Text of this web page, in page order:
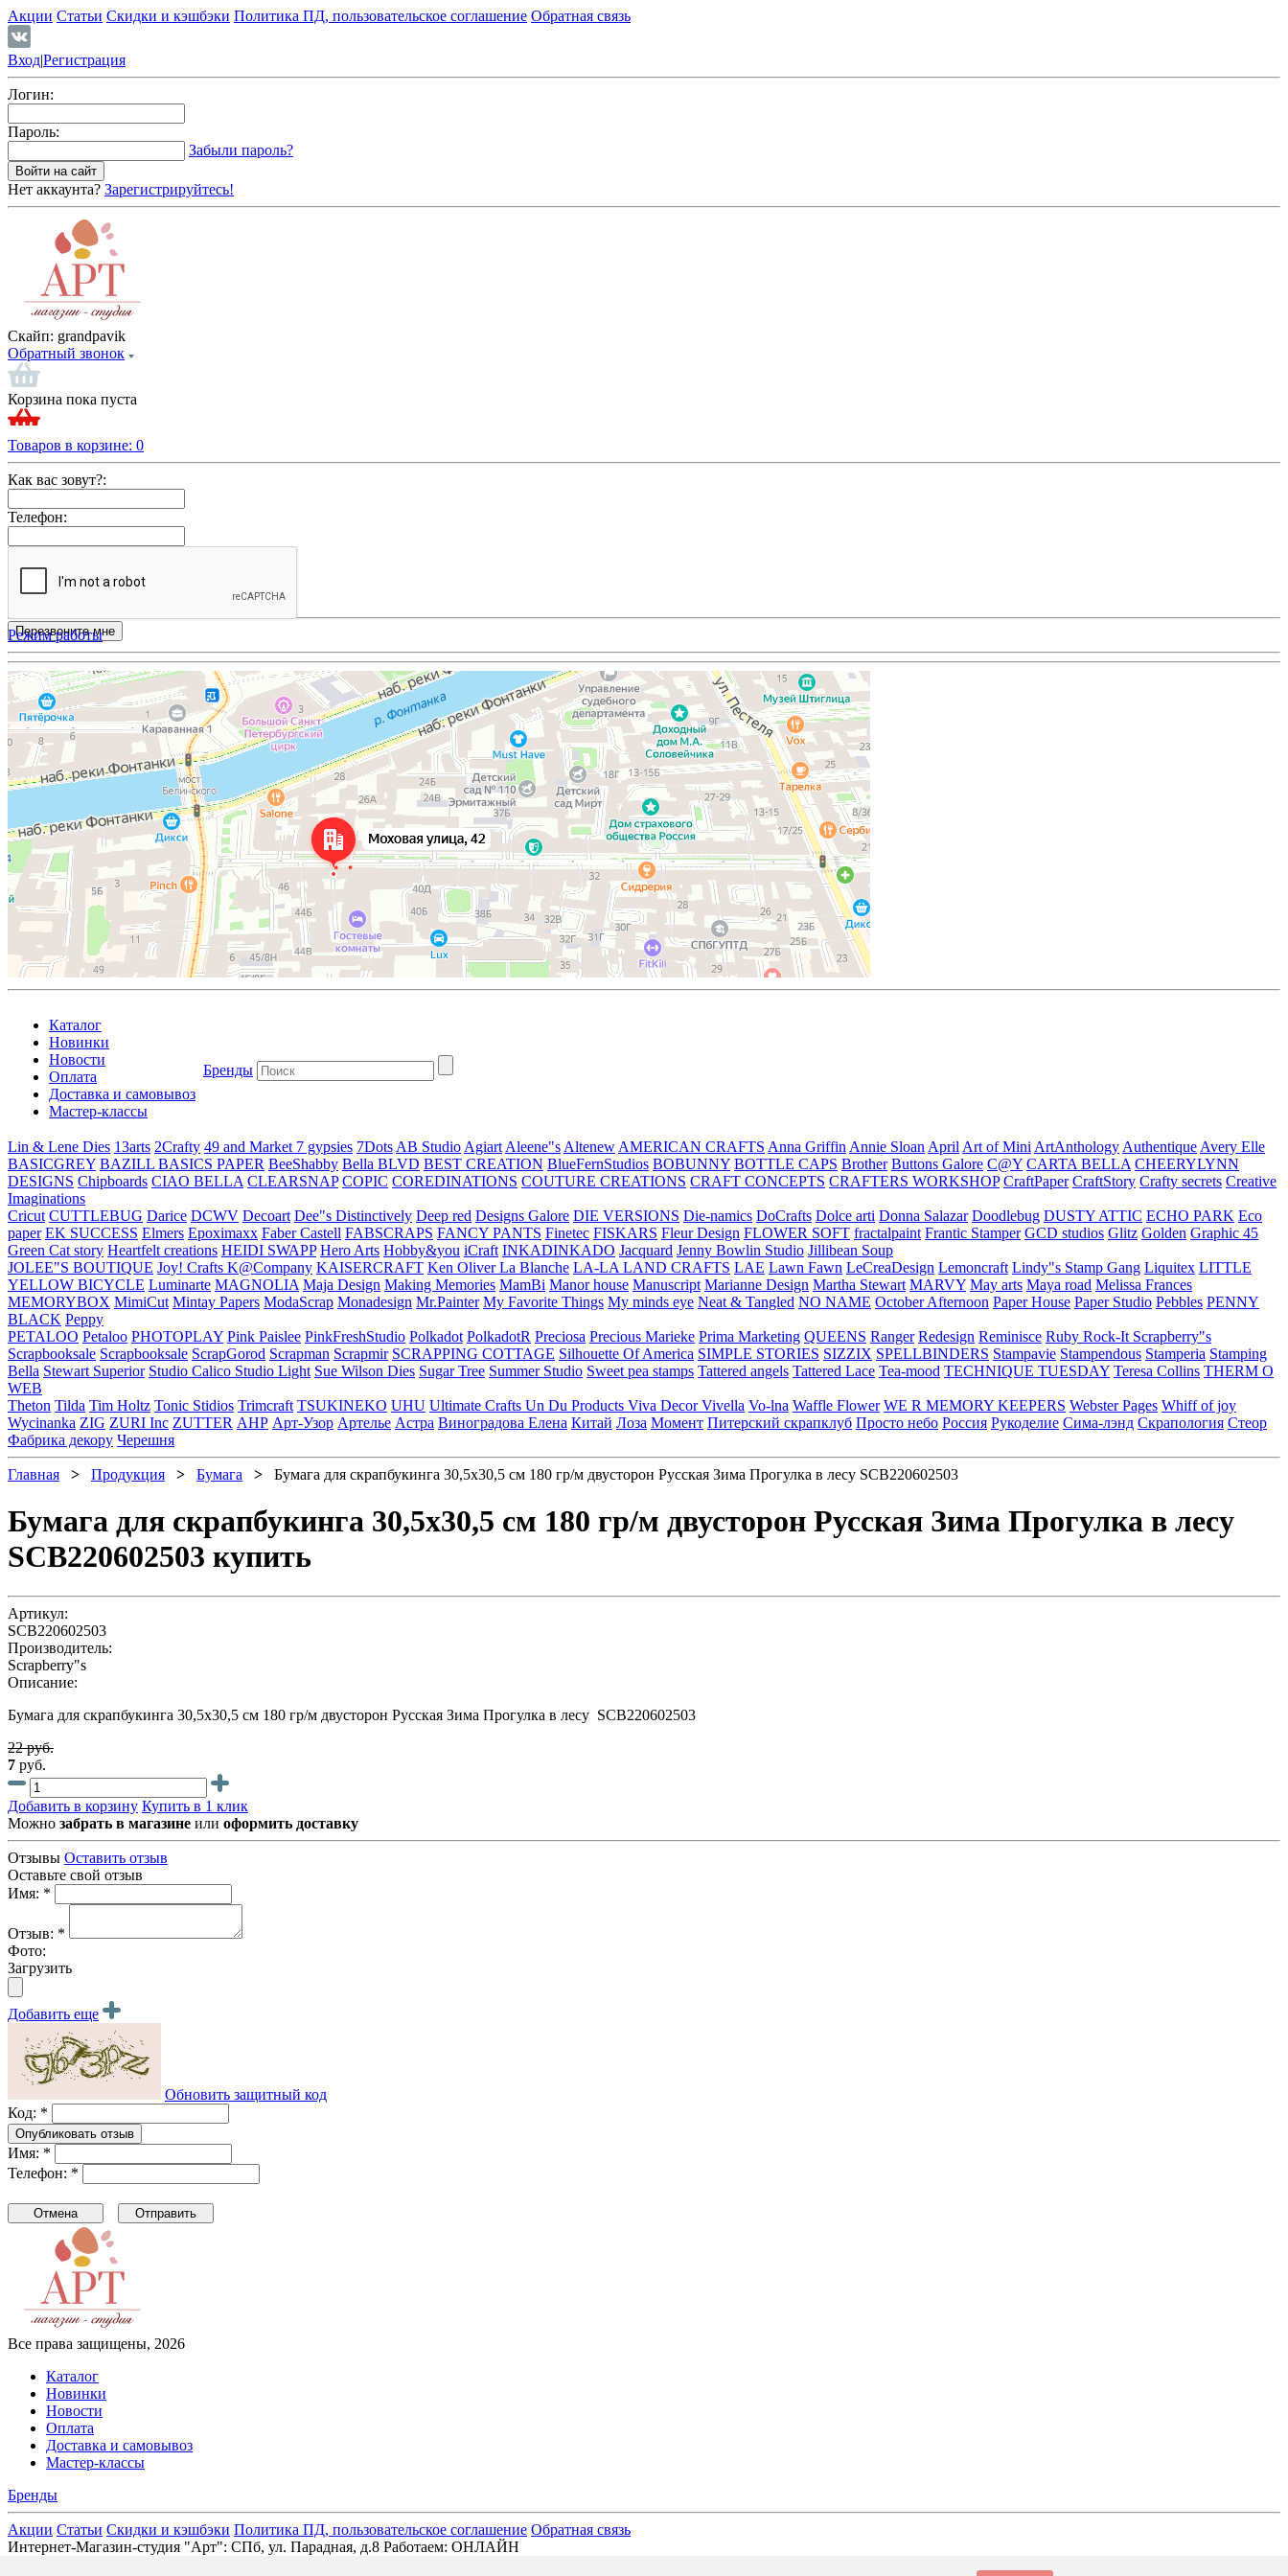
Акции Статьи Скидки и кэшбэки Политика ПД, пользовательское соглашение Обратная связь
Вход|Регистрация
Логин:
Пароль:
Забыли пароль?
Нет аккаунта? Зарегистрируйтесь!
Скайп: grandpavik
Обратный звонок
Корзина пока пуста
Товаров в корзине: 0
Как вас зовут?:
Телефон:
Режим работы
Каталог
Новинки
Новости
Оплата
Доставка и самовывоз
Мастер-классы
Бренды
Lin & Lene Dies 13arts 2Crafty 49 and Market 7 gypsies 7Dots AB Studio Agiart Aleene"s Altenew AMERICAN CRAFTS Anna Griffin Annie Sloan April Art of Mini ArtAnthology Authentique Avery Elle
BASICGREY BAZILL BASICS PAPER BeeShabby Bella BLVD BEST CREATION BlueFernStudios BOBUNNY BOTTLE CAPS Brother Buttons Galore C@Y CARTA BELLA CHEERYLYNN
DESIGNS Chipboards CIAO BELLA CLEARSNAP COPIC COREDINATIONS COUTURE CREATIONS CRAFT CONCEPTS CRAFTERS WORKSHOP CraftPaper CraftStory Crafty secrets Creative
Imaginations
Cricut CUTTLEBUG Darice DCWV Decoart Dee"s Distinctively Deep red Designs Galore DIE VERSIONS Die-namics DoCrafts Dolce arti Donna Salazar Doodlebug DUSTY ATTIC ECHO PARK Eco
paper EK SUCCESS Elmers Epoximaxx Faber Castell FABSCRAPS FANCY PANTS Finetec FISKARS Fleur Design FLOWER SOFT fractalpaint Frantic Stamper GCD studios Glitz Golden Graphic 45
Green Cat story Heartfelt creations HEIDI SWAPP Hero Arts Hobby&you iCraft INKADINKADO Jacquard Jenny Bowlin Studio Jillibean Soup
JOLEE"S BOUTIQUE Joy! Crafts K@Company KAISERCRAFT Ken OliverLa Blanche LA-LA LAND CRAFTS LAE Lawn Fawn LeCreaDesign Lemoncraft Lindy"s Stamp Gang Liquitex LITTLE
YELLOW BICYCLE Luminarte MAGNOLIA Maja Design Making Memories MamBi Manor house Manuscript Marianne Design Martha Stewart MARVY May arts Maya road Melissa Frances
MEMORYBOX MimiCut Mintay Papers ModaScrap Monadesign Mr.Painter My Favorite Things My minds eye Neat & Tangled NO NAME October Afternoon Paper House Paper Studio Pebbles PENNY
BLACK Peppy
PETALOO Petaloo PHOTOPLAY Pink Paislee PinkFreshStudio Polkadot PolkadotR Preciosa Precious Marieke Prima Marketing QUEENS Ranger Redesign Reminisce Ruby Rock-It Scrapberry"s
Scrapbooksale Scrapbooksale ScrapGorod Scrapman Scrapmir SCRAPPING COTTAGE Silhouette Of America SIMPLE STORIES SIZZIX SPELLBINDERS Stampavie Stampendous Stamperia Stamping
Bella Stewart Superior Studio Calico Studio Light Sue Wilson Dies Sugar Tree Summer Studio Sweet pea stamps Tattered angels Tattered Lace Tea-mood TECHNIQUE TUESDAY Teresa Collins THERM O
WEB
Theton Tilda Tim Holtz Tonic Stidios Trimcraft TSUKINEKO UHU Ultimate Crafts Un Du Products Viva DecorVivella Vo-lna Waffle Flower WE R MEMORY KEEPERS Webster Pages Whiff of joy
Wycinanka ZIG ZURI Inc ZUTTER АНР Арт-Узор Артелье Астра Виноградова Елена Китай Лоза Момент Питерский скрапклуб Просто небо Россия Рукоделие Сима-лэнд Скрапология Стеор
Фабрика декору Черешня
Главная > Продукция > Бумага > Бумага для скрапбукинга 30,5х30,5 см 180 гр/м двусторон Русская Зима Прогулка в лесу SCB220602503
Бумага для скрапбукинга 30,5х30,5 см 180 гр/м двусторон Русская Зима Прогулка в лесу
SCB220602503 купить
Артикул:
SCB220602503
Производитель:
Scrapberry"s
Описание:
Бумага для скрапбукинга 30,5х30,5 см 180 гр/м двусторон Русская Зима Прогулка в лесу SCB220602503
22 руб.
7 руб.
Добавить в корзину Купить в 1 клик
Можно забрать в магазине или оформить доставку
Отзывы Оставить отзыв
Оставьте свой отзыв
Имя: *
Отзыв: *
Фото:
Загрузить
Добавить еще
Обновить защитный код
Код: *
Имя: *
Телефон: *
Все права защищены, 2026
Каталог
Новинки
Новости
Оплата
Доставка и самовывоз
Мастер-классы
Бренды
Акции Статьи Скидки и кэшбэки Политика ПД, пользовательское соглашение Обратная связь
Интернет-Магазин-студия "Арт": СПб, ул. Парадная, д.8 Работаем: ОНЛАЙН